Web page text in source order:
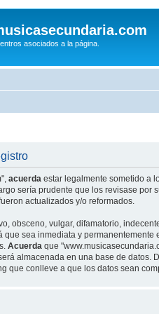
asociados a la página.
acuerda estar legalmente sometido a
sería prudente que los revisase
actualizados y/o reformados.
obsceno, vulgar, difamatorio,
sea inmediata y
Acuerda que
almacenada en una base de datos.
que conlleve a que los datos sean